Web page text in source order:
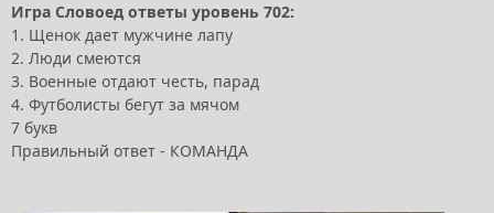
Игра Словоед ответы уровень 702:
1. Щенок дает мужчине лапу
2. Люди смеются
3. Военные отдают честь, парад
4. Футболисты бегут за мячом
7 букв
Правильный ответ - КОМАНДА